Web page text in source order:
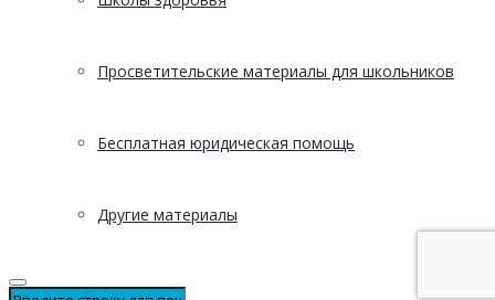
Просветительские материалы для школьников
Бесплатная юридическая помощь
Другие материалы